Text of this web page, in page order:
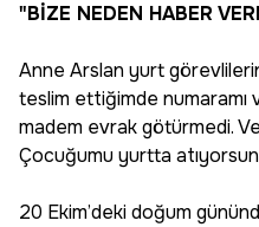
"BİZE NEDEN HABER
Anne Arslan yurt
teslim ettiğimde numaramı
madem evrak götürmedi.
Çocuğumu yurtta
20 Ekim’deki doğum